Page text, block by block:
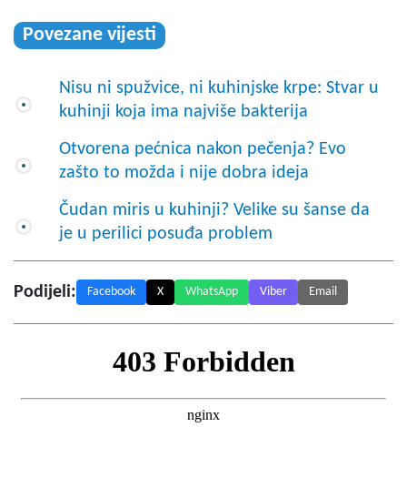
Povezane vijesti
Nisu ni spužvice, ni kuhinjske krpe: Stvar u
kuhinji koja ima najviše bakterija
Otvorena pećnica nakon pečenja? Evo
zašto to možda i nije dobra ideja
Čudan miris u kuhinji? Velike su šanse da
je u perilici posuđa problem
Podijeli: Facebook X WhatsApp Viber Email